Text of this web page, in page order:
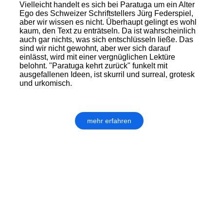
Vielleicht handelt es sich bei Paratuga um ein Alter
Ego des Schweizer Schriftstellers Jürg Federspiel,
aber wir wissen es nicht. Überhaupt gelingt es wohl
kaum, den Text zu enträtseln. Da ist wahrscheinlich
auch gar nichts, was sich entschlüsseln ließe. Das
sind wir nicht gewohnt, aber wer sich darauf
einlässt, wird mit einer vergnüglichen Lektüre
belohnt. "Paratuga kehrt zurück" funkelt mit
ausgefallenen Ideen, ist skurril und surreal, grotesk
und urkomisch.
mehr erfahren